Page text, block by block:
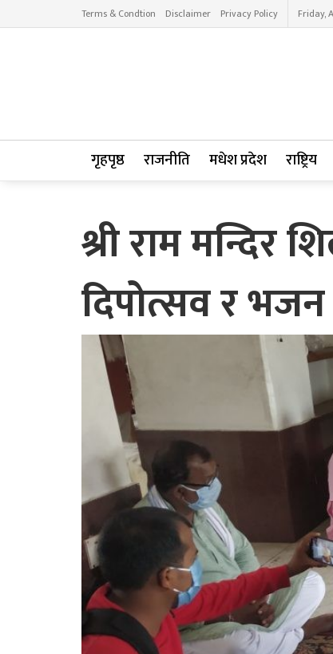
Terms & Condtion Disclaimer Privacy Policy Friday,
गृहपृष्ठ राजनीति मधेश प्रदेश राष्ट्रिय
श्री राम मन्दिर
दिपोत्सव र भजन